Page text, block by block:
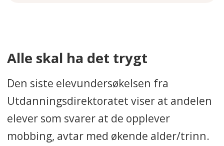
fylker har team med flere
personer som har ulike
ansvarsområder, mens andre er
alene om ansvaret.
Siden 2019 har Nasjonalt senter
Alle skal ha det trygt
Den siste elevundersøkelsen fra
Utdanningsdirektoratet viser at andelen
elever som svarer at de opplever
mobbing, avtar med økende alder/trinn.